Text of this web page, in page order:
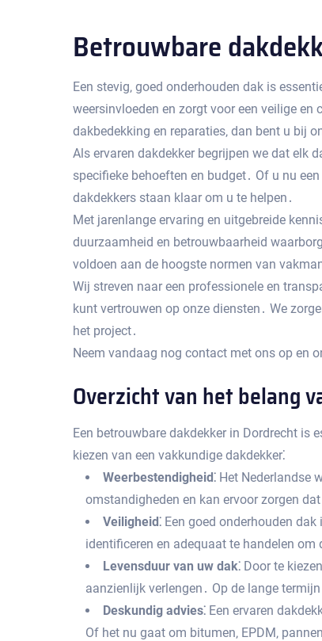
Betrouwbare
Een stevig‚ goed onderhouden dak is
weersinvloeden en zorgt voor een veilige
dakbedekking en reparaties‚ dan bent u bij
Als ervaren dakdekker begrijpen we dat elk
specifieke behoeften en budget․ Of u nu
dakdekkers staan klaar om u te helpen․
Met jarenlange ervaring en uitgebreide
duurzaamheid en betrouwbaarheid
voldoen aan de hoogste normen van
Wij streven naar een professionele en
kunt vertrouwen op onze diensten․ We
het project․
Neem vandaag nog contact met ons op en
Overzicht van het belang
Een betrouwbare dakdekker in Dordrecht is
kiezen van een vakkundige dakdekker⁚
Weerbestendigheid⁚Het Nederlandse
omstandigheden en kan ervoor zorgen
Veiligheid⁚Een goed onderhouden dak
identificeren en adequaat te handelen
Levensduur van uw dak⁚Door te
aanzienlijk verlengen․ Op de lange
Deskundig advies⁚Een ervaren
Of het nu gaat om bitumen‚ EPDM‚